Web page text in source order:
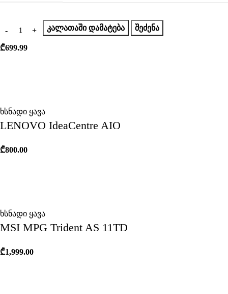
ᲙᲐᲚᲐᲗᲐᲨᲘ ᲓᲐᲛᲐᲢᲔᲑᲐ ᲨᲔᲫᲔᲜᲐ
₾699.99
ხსნადი ყავა
LENOVO IdeaCentre AIO
₾800.00
ხსნადი ყავა
MSI MPG Trident AS 11TD
₾1,999.00